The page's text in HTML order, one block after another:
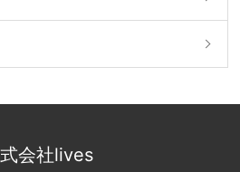
会社lives